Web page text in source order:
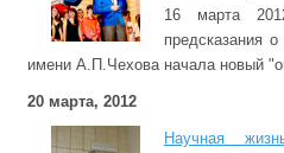
16 марта
предсказания
имени А.П.Чехова начала новый
20 марта, 2012
Научная